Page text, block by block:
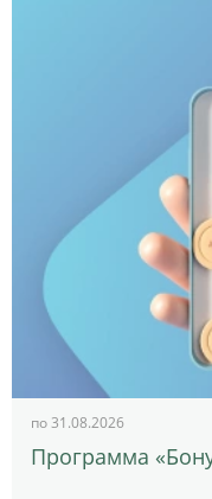
по 31.08.2026
Программа